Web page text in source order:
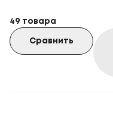
Сравнить
49 товара